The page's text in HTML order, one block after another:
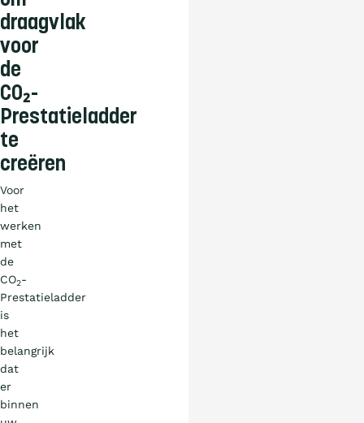
draagvlak
voor
de
CO₂-
Prestatieladder
te
creëren
Voor
het
werken
met
de
CO2-
Prestatieladder
is
het
belangrijk
dat
er
binnen